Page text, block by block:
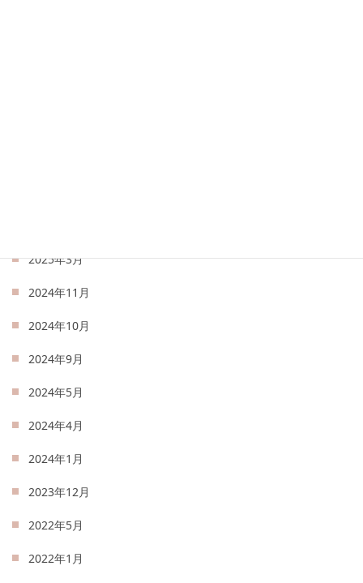
2025年3月
2024年11月
2024年10月
2024年9月
2024年5月
2024年4月
2024年1月
2023年12月
2022年5月
2022年1月